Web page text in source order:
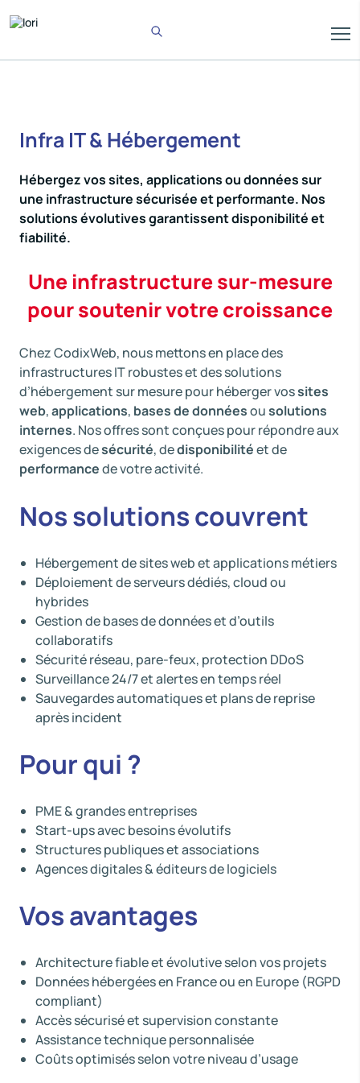
Infra IT & Hébergement
Hébergez vos sites, applications ou données sur
une infrastructure sécurisée et performante. Nos
solutions évolutives garantissent disponibilité et
fiabilité.
Une infrastructure sur-mesure
pour soutenir votre croissance
Chez CodixWeb, nous mettons en place des
infrastructures IT robustes et des solutions
d’hébergement sur mesure pour héberger vossites
web,applications, bases de donnéesousolutions
internes. Nos offres sont conçues pour répondre aux
exigences desécurité, dedisponibilitéet de
performancede votre activité.
Nos solutions couvrent
Hébergement de sites web et applications métiers
Déploiement de serveurs dédiés, cloud ou
hybrides
Gestion de bases de données et d’outils
collaboratifs
Sécurité réseau, pare-feux, protection DDoS
Surveillance 24/7 et alertes en temps réel
Sauvegardes automatiques et plans de reprise
après incident
Pour qui ?
PME & grandes entreprises
Start-ups avec besoins évolutifs
Structures publiques et associations
Agences digitales & éditeurs de logiciels
Vos avantages
Architecture fiable et évolutive selon vos projets
Données hébergées en France ou en Europe (RGPD
compliant)
Accès sécurisé et supervision constante
Assistance technique personnalisée
Coûts optimisés selon votre niveau d’usage